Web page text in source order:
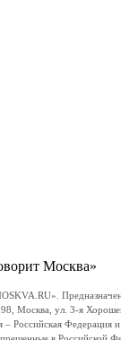
Москва»
Москва, ул. 3-я
Российская